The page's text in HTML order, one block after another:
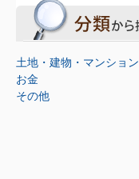
土地・建物・マンション
お金
その他